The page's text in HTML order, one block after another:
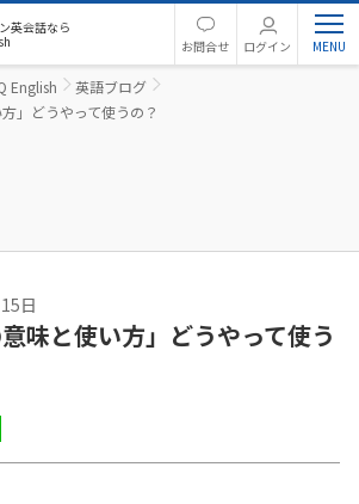
英会話なら
お問合せ ログイン
English
英語ブログ
」どうやって使うの？
日
味と使い方」どうやって使う